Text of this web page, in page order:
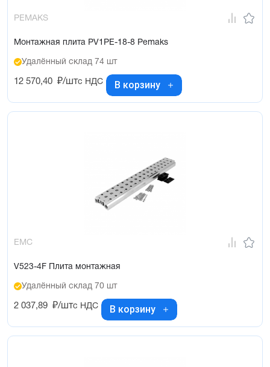
PEMAKS
Монтажная плита PV1PE-18-8 Pemaks
Удалённый склад 74 шт
12 570,40 ₽/штс НДС В корзину
EMC
V523-4F Плита монтажная
Удалённый склад 70 шт
2 037,89 ₽/штс НДС В корзину